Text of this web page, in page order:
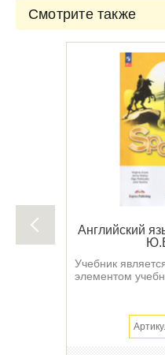
Смотрите также
Английский
Учебник
элементом